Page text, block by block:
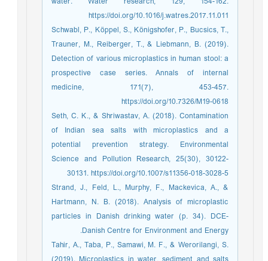
https://doi.org/10.1016/j.watres.2017.11.011
Schwabl, P., Köppel, S., Königshofer, P., Bucsics, T.,
Trauner, M., Reiberger, T., & Liebmann, B. (2019).
Detection of various microplastics in human stool: a
prospective case series. Annals of internal
medicine, 171(7), 453-457.
https://doi.org/10.7326/M19-0618
Seth, C. K., & Shriwastav, A. (2018). Contamination
of Indian sea salts with microplastics and a
potential prevention strategy. Environmental
Science and Pollution Research, 25(30), 30122-
30131. https://doi.org/10.1007/s11356-018-3028-5
Strand, J., Feld, L., Murphy, F., Mackevica, A., &
Hartmann, N. B. (2018). Analysis of microplastic
particles in Danish drinking water (p. 34). DCE-
Danish Centre for Environment and Energy.
Tahir, A., Taba, P., Samawi, M. F., & Werorilangi, S.